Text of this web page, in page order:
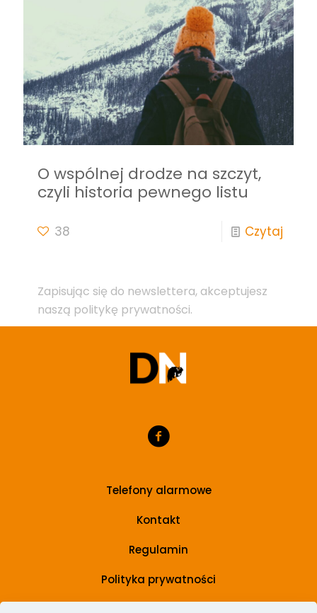
O wspólnej drodze na szczyt,
czyli historia pewnego listu
38 Czytaj
Zapisując się do newslettera, akceptujesz
naszą politykę prywatności.
Telefony alarmowe
Kontakt
Regulamin
Polityka prywatności